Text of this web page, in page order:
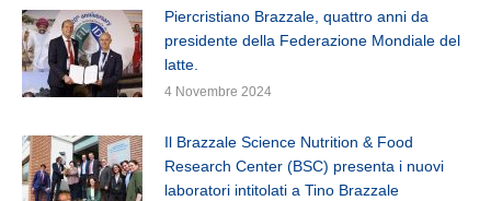
Piercristiano Brazzale, quattro anni da
presidente della Federazione Mondiale del
latte.
4 Novembre 2024
Il Brazzale Science Nutrition & Food
Research Center (BSC) presenta i nuovi
laboratori intitolati a Tino Brazzale